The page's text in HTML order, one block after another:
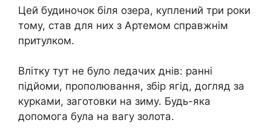
Цей будиночок біля озера, куплений три роки
тому, став для них з Артемом справжнім
притулком.
Влітку тут не було ледачих днів: ранні
підйоми, прополювання, збір ягід, догляд за
курками, заготовки на зиму. Будь-яка
допомога була на вагу золота.